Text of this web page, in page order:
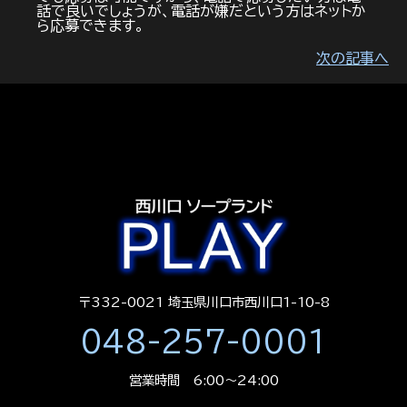
話で良いでしょうが、電話が嫌だという方はネットか
ら応募できます。
次の記事へ
〒332-0021 埼玉県川口市西川口1-10-8
048-257-0001
営業時間 6:00～24:00